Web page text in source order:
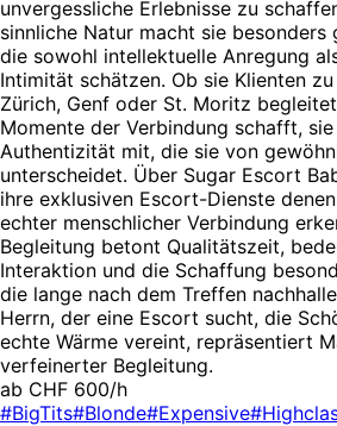
unvergessliche Erlebnisse zu
sinnliche Natur macht sie besonders
die sowohl intellektuelle Anregung
Intimität schätzen. Ob sie Klienten
Zürich, Genf oder St. Moritz
Momente der Verbindung schafft,
Authentizität mit, die sie von
unterscheidet. Über Sugar Escort
ihre exklusiven Escort-Dienste
echter menschlicher Verbindung
Begleitung betont Qualitätszeit,
Interaktion und die Schaffung
die lange nach dem Treffen
Herrn, der eine Escort sucht, die
echte Wärme vereint, repräsentiert
verfeinerter Begleitung.
ab CHF 600/h
#BigTits#Blonde#Expensive